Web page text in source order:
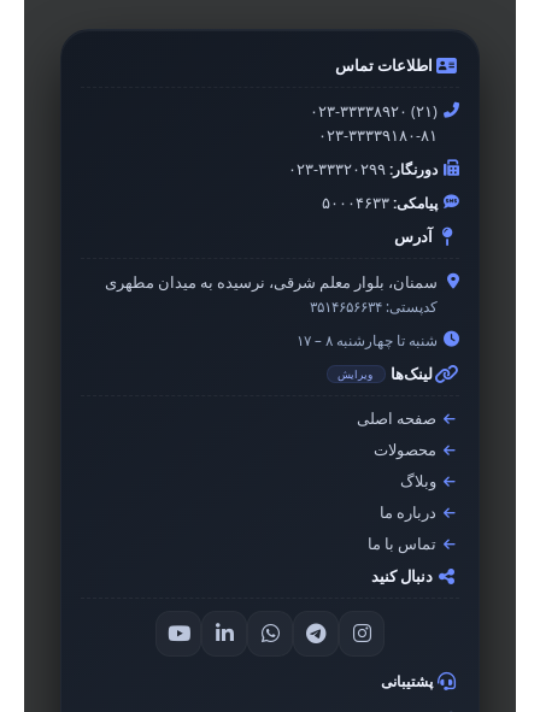
اطلاعات تماس
۰۲۳-۳۳۳۳۸۹۲۰ (۲۱)
۰۲۳-۳۳۳۳۹۱۸۰-۸۱
دورنگار:۰۲۳-۳۳۳۲۰۲۹۹
پیامکی:۵۰۰۰۴۶۳۳
آدرس
سمنان، بلوار معلم شرقی، نرسیده به میدان مطهری
کدپستی: ۳۵۱۴۶۵۶۶۳۴
شنبه تا چهارشنبه ۸ – ۱۷
لینک‌ها ویرایش
صفحه اصلی
محصولات
وبلاگ
درباره ما
تماس با ما
دنبال کنید
پشتیبانی